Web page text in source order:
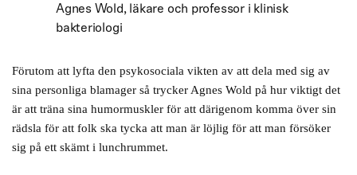
Agnes Wold, läkare och professor i klinisk
bakteriologi
Förutom att lyfta den psykosociala vikten av att dela med sig av
sina personliga blamager så trycker Agnes Wold på hur viktigt det
är att träna sina humormuskler för att därigenom komma över sin
rädsla för att folk ska tycka att man är löjlig för att man försöker
sig på ett skämt i lunchrummet.